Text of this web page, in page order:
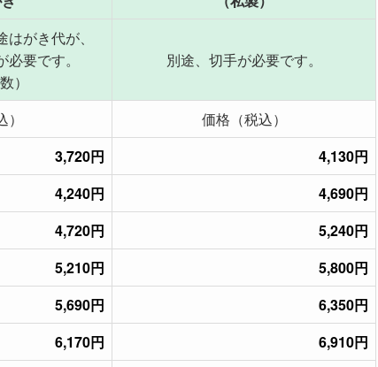
がき代が、
要です。
）
別途、切手が必要です。
価格（税込）
3,720円
4,130円
4,240円
4,690円
4,720円
5,240円
5,210円
5,800円
5,690円
6,350円
6,170円
6,910円